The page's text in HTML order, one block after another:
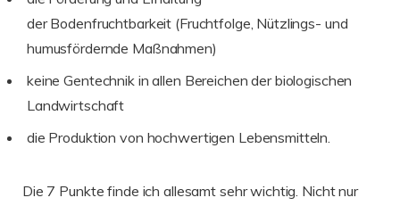
der Bodenfruchtbarkeit (Fruchtfolge, Nützlings- und
humusfördernde Maßnahmen)
keine Gentechnik in allen Bereichen der biologischen
Landwirtschaft
die Produktion von hochwertigen Lebensmitteln.
Die 7 Punkte finde ich allesamt sehr wichtig. Nicht nur